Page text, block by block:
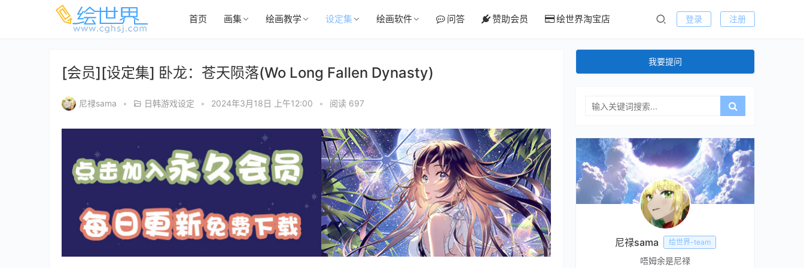
首页 画集 绘画教学 设定集 绘画软件 问答 赞助会员 绘世界淘宝店 登录 注册
[会员][设定集] 卧龙：苍天陨落(Wo Long Fallen Dynasty)
尼禄sama • 日韩游戏设定 • 2024年3月18日 上午12:00 • 阅读 697
我要提问
尼禄sama 绘世界-team
唔姆余是尼禄